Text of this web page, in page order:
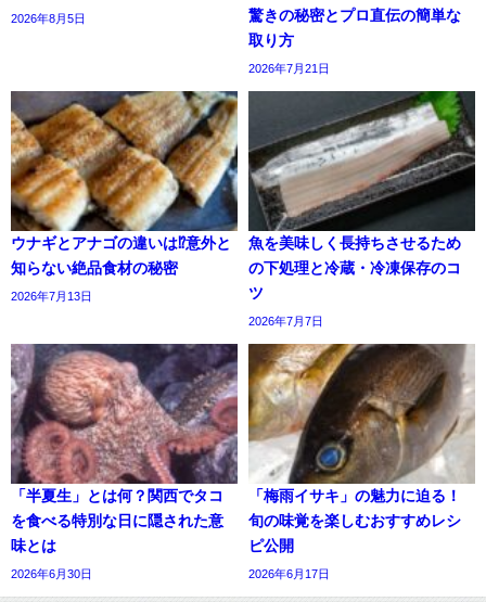
2026年8月5日
驚きの秘密とプロ直伝の簡単な
取り方
2026年7月21日
ウナギとアナゴの違いは⁉意外と
知らない絶品食材の秘密
2026年7月13日
魚を美味しく長持ちさせるため
の下処理と冷蔵・冷凍保存のコ
ツ
2026年7月7日
「半夏生」とは何？関西でタコ
を食べる特別な日に隠された意
味とは
2026年6月30日
「梅雨イサキ」の魅力に迫る！
旬の味覚を楽しむおすすめレシ
ピ公開
2026年6月17日